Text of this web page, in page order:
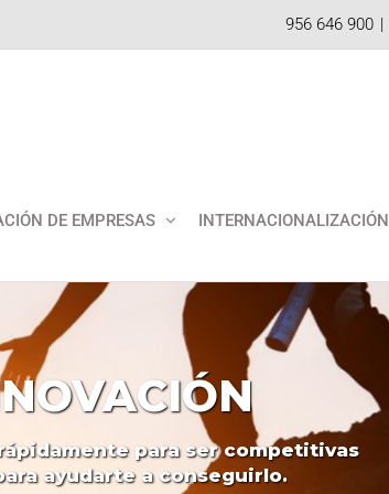
956 646 900 |
DE EMPRESAS INTERNACIONALIZACIÓN
para ser competitivas
ayudarte a conseguirlo.